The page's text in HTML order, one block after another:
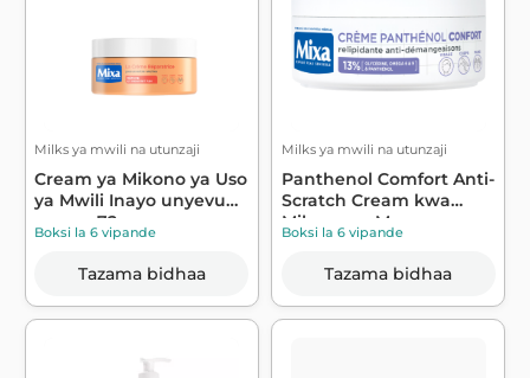
Milks ya mwili na utunzaji
Cream ya Mikono ya Uso
ya Mwili Inayo unyevu
masaa 72...
Boksi la 6 vipande
Tazama bidhaa
Milks ya mwili na utunzaji
Panthenol Comfort Anti-
Scratch Cream kwa
Mikono ya Mw...
Boksi la 6 vipande
Tazama bidhaa